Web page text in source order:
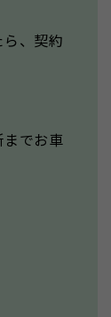
、契約
でお車